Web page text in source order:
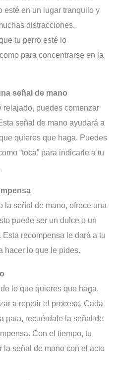
esté en un lugar tranquilo y
distracciones.
tu perro esté lo
para concentrarse en la
señal de mano
relajado, puedes comenzar
señal de mano ayudará a
quieres que haga. Puedes
“toca” para indicarle a tu
la señal de mano, ofrece una
puede ser un dulce o un
recompensa le dará a tu
hacer lo que le pides.
lo que quieres que haga,
a repetir el proceso. Cada
pata, recuérdale la señal de
Con el tiempo, tu
la señal de mano con el acto